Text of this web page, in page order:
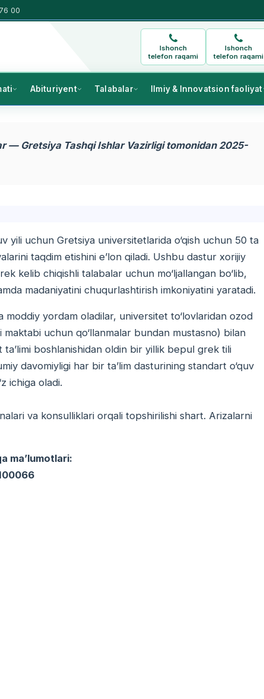
00
Ishonch
telefon raqami
Ishonch
telefon raqami
Abituriyent Talabalar Ilmiy & Innovatsion faoliyat
— Gretsiya Tashqi Ishlar Vazirligi tomonidan 2025-
yili uchun Gretsiya universitetlarida o‘qish uchun 50 ta
taqdim etishini e’lon qiladi. Ushbu dastur xorijiy
kelib chiqishli talabalar uchun mo‘ljallangan bo‘lib,
madaniyatini chuqurlashtirish imkoniyatini yaratadi.
yordam oladilar, universitet to‘lovlaridan ozod
uchun qo‘llanmalar bundan mustasno) bilan
ta’limi boshlanishidan oldin bir yillik bepul grek tili
davomiyligi har bir ta’lim dasturining standart o‘quv
ichiga oladi.
va konsulliklari orqali topshirilishi shart. Arizalarni
ma’lumotlari: